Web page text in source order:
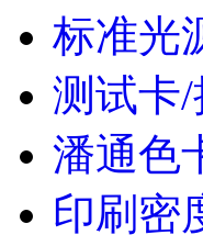
标准光
测试卡
潘通色
印刷密